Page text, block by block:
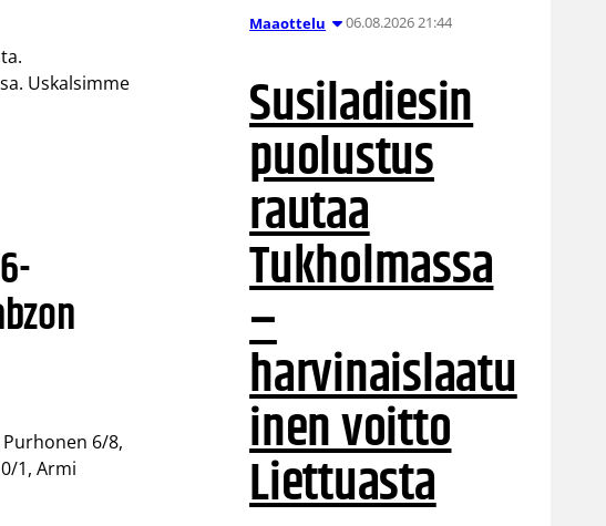
Uskalsimme
6/8,
1, Armi
Maaottelu 06.08.2026 21:44
Susiladiesin
puolustus
rautaa
Tukholmassa
–
harvinaislaatu
inen voitto
Liettuasta